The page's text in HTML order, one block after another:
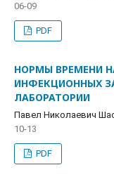
06-09
PDF
НОРМЫ ВРЕМЕНИ
ИНФЕКЦИОННЫХ
ЛАБОРАТОРИИ
Павел Николаевич
10-13
PDF